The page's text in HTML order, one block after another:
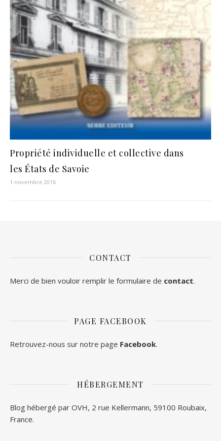
Propriété individuelle et collective dans
les États de Savoie
1 novembre 2016
CONTACT
Merci de bien vouloir remplir le formulaire de contact.
PAGE FACEBOOK
Retrouvez-nous sur notre page Facebook.
HÉBERGEMENT
Blog hébergé par OVH, 2 rue Kellermann, 59100 Roubaix,
France.